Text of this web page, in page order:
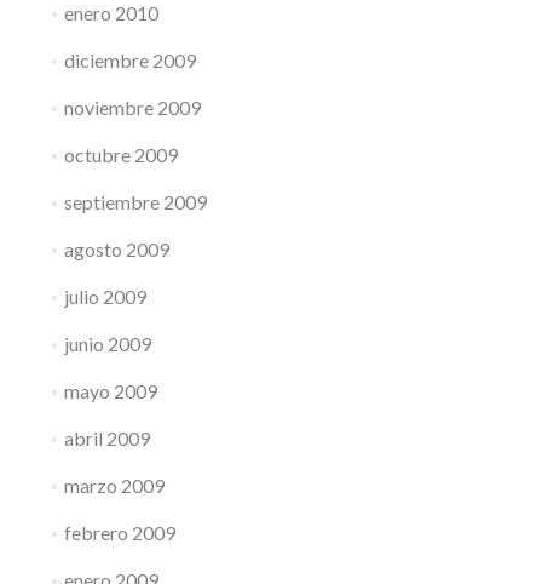
enero 2010
diciembre 2009
noviembre 2009
octubre 2009
septiembre 2009
agosto 2009
julio 2009
junio 2009
mayo 2009
abril 2009
marzo 2009
febrero 2009